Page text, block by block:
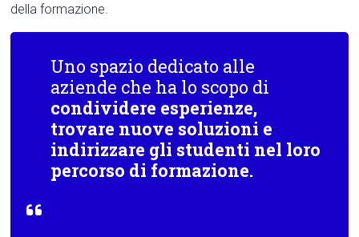
della formazione.
Uno spazio dedicato alle
aziende che ha lo scopo di
condividere esperienze,
trovare nuove soluzioni e
indirizzare gli studenti nel loro
percorso di formazione.